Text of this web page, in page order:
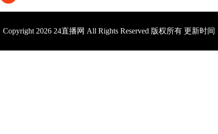
Copyright 2026 24直播网 All Rights Reserved 版权所有 更新时间